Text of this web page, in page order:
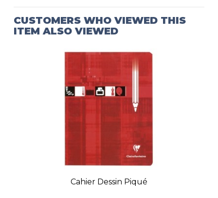
CUSTOMERS WHO VIEWED THIS
ITEM ALSO VIEWED
Cahier Dessin Piqué